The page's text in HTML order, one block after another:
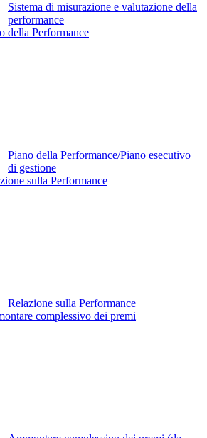
Sistema di misurazione e valutazione della
performance
della Performance
Piano della Performance/Piano esecutivo
di gestione
sulla Performance
Relazione sulla Performance
complessivo dei premi